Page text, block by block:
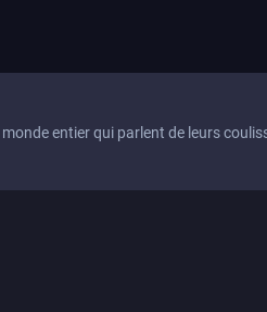
entier qui parlent de leurs